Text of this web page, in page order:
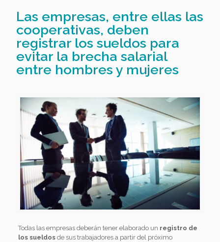
Las empresas, entre ellas las
cooperativas, deben
registrar los sueldos para
evitar la brecha salarial
entre hombres y mujeres
Todas las empresas deberán tener elaborado un registro de
los sueldosde sus trabajadores a partir del próximo